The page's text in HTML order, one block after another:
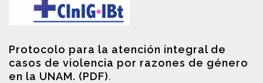
Protocolo para la atención integral de
casos de violencia por razones de género
en la UNAM. (PDF).